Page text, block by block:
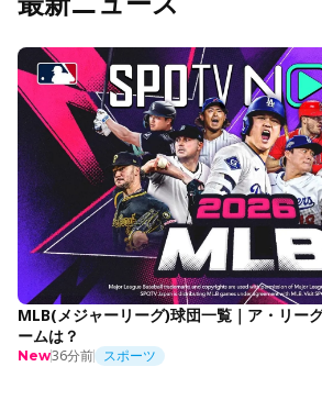
MLB(メジャーリーグ)球団一覧｜ア・リー
ームは？
New36分前 スポーツ